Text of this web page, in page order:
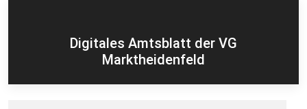
Digitales Amtsblatt der VG
Marktheidenfeld